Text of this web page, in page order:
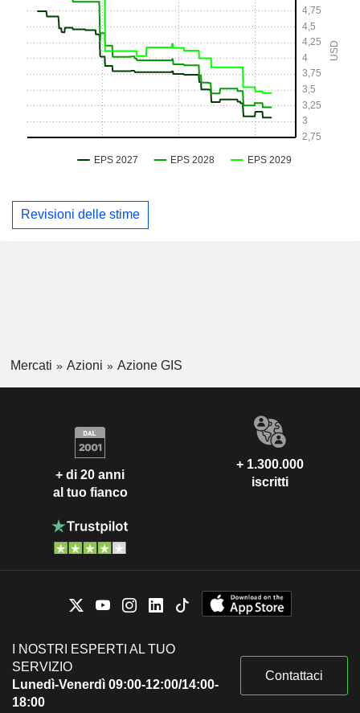
Revisioni delle stime
Mercati Azioni Azione GIS
+ di 20 anni
al tuo fianco
+ 1.300.000
iscritti
I NOSTRI ESPERTI AL TUO
SERVIZIO
Lunedì-Venerdì 09:00-12:00/14:00-
18:00
Contattaci